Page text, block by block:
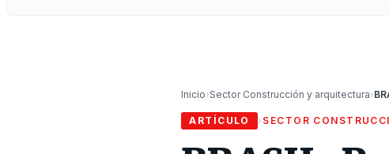
Inicio›Sector Construcción y arquitectura›
ARTÍCULO › SECTOR